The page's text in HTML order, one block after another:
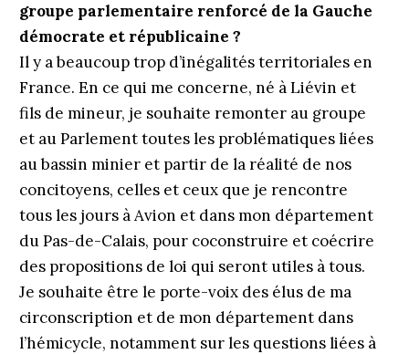
groupe parlementaire renforcé de la Gauche
démocrate et républicaine ?
Il y a beaucoup trop d’inégalités territoriales en
France. En ce qui me concerne, né à Liévin et
fils de mineur, je souhaite remonter au groupe
et au Parlement toutes les problématiques liées
au bassin minier et partir de la réalité de nos
concitoyens, celles et ceux que je rencontre
tous les jours à Avion et dans mon département
du Pas-de-Calais, pour coconstruire et coécrire
des propositions de loi qui seront utiles à tous.
Je souhaite être le porte-voix des élus de ma
circonscription et de mon département dans
l’hémicycle, notamment sur les questions liées à